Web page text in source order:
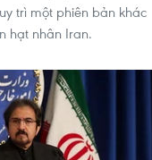
trì một phiên bản khác
hạt nhân Iran.